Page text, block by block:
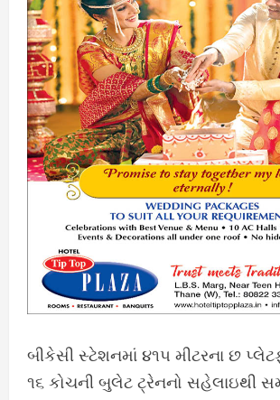
બીકેસી સ્ટેશનમાં ૪૧૫ મીટરના છ
૧૬ કોચની બુલેટ ટ્રેનનો સહેલાઇથી